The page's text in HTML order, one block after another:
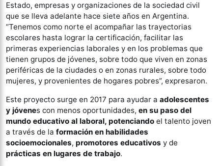
Estado, empresas y organizaciones de la sociedad civil
que se lleva adelante hace siete años en Argentina.
“Tenemos como norte el acompañar las trayectorias
escolares hasta lograr la certificación, facilitar las
primeras experiencias laborales y en los problemas que
tienen grupos de jóvenes, sobre todo que viven en zonas
periféricas de la ciudades o en zonas rurales, sobre todo
mujeres, y provenientes de hogares pobres”, expresaron.
Este proyecto surge en 2017 para ayudar a adolescentes
y jóvenes con menos oportunidades, en su paso del
mundo educativo al laboral, potenciando el talento joven
a través de la formación en habilidades
socioemocionales, promotores educativos y de
prácticas en lugares de trabajo.